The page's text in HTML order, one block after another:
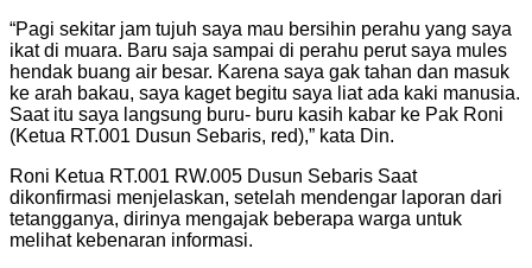
“Pagi sekitar jam tujuh saya mau bersihin perahu yang saya
ikat di muara. Baru saja sampai di perahu perut saya mules
hendak buang air besar. Karena saya gak tahan dan masuk
ke arah bakau, saya kaget begitu saya liat ada kaki manusia.
Saat itu saya langsung buru- buru kasih kabar ke Pak Roni
(Ketua RT.001 Dusun Sebaris, red),” kata Din.
Roni Ketua RT.001 RW.005 Dusun Sebaris Saat
dikonfirmasi menjelaskan, setelah mendengar laporan dari
tetangganya, dirinya mengajak beberapa warga untuk
melihat kebenaran informasi.